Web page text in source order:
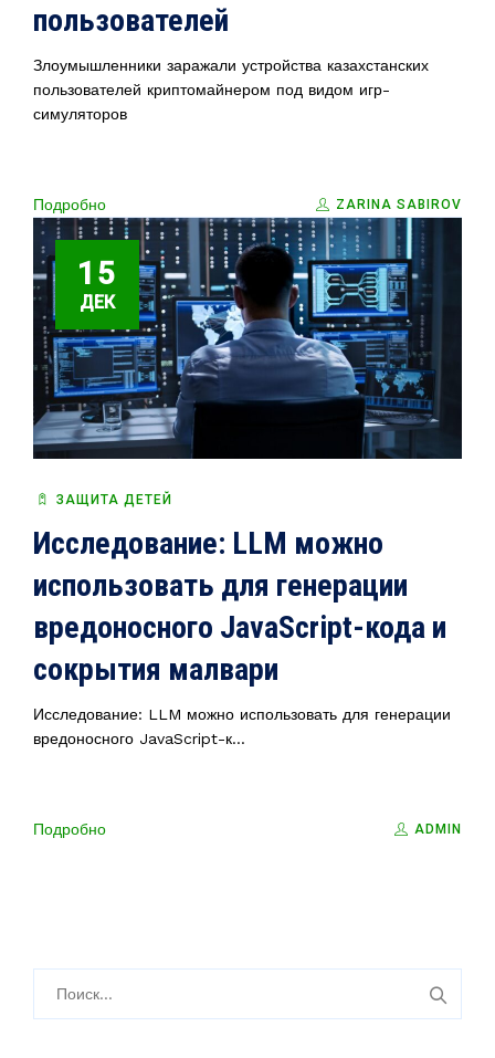
пользователей
Злоумышленники заражали устройства казахстанских
пользователей криптомайнером под видом игр-
симуляторов
Подробно ZARINA SABIROV
15
ДЕК
ЗАЩИТА ДЕТЕЙ
Исследование: LLM можно
использовать для генерации
вредоносного JavaScript-кода и
сокрытия малвари
Исследование: LLM можно использовать для генерации
вредоносного JavaScript-к...
Подробно ADMIN